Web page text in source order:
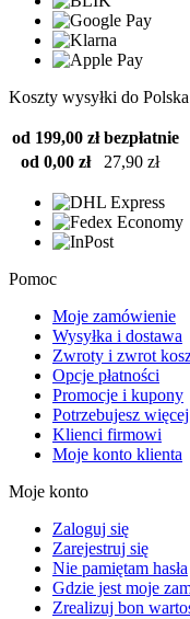
Koszty wysyłki do Polska
od 199,00 zł bezpłatnie
od 0,00 zł
27,90 zł
Pomoc
Moje zamówienie
Wysyłka i dostawa
Zwroty i zwrot
Opcje płatności
Promocje i kupony
Potrzebujesz
Klienci firmowi
Moje konto klienta
Moje konto
Zaloguj się
Zarejestruj się
Nie pamiętam hasła
Gdzie jest moje
Zrealizuj bon